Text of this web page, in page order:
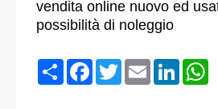
vendita online nuovo ed
possibilità di noleggio
CondividiFacebook
TwitterEmail LinkedIn